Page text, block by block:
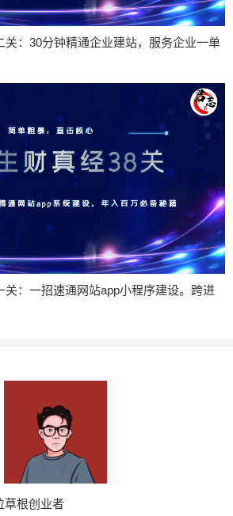
关：30分钟精通企业建站，服务企业一单
关：一招速通网站app小程序建设。跨进
草根创业者